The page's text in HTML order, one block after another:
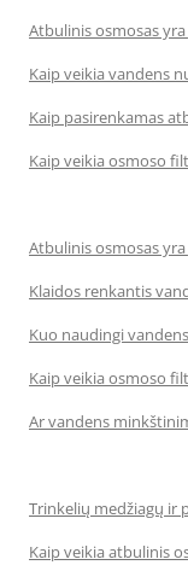
Atbulinis osmosas
Kaip veikia vandens
Kaip pasirenkamas
Kaip veikia osmoso
Atbulinis osmosas
Klaidos renkantis
Kuo naudingi
Kaip veikia osmoso
Ar vandens
Trinkelių medžiagų ir
Kaip veikia atbulinis